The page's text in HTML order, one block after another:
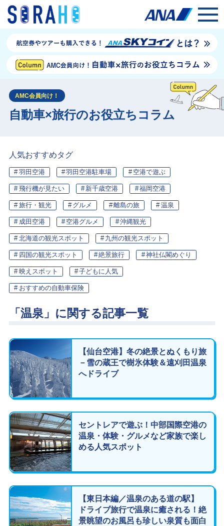
AMC会員向け！
自動車×旅行のお役立ちコラム
人気おすすめタグ
羽田空港 羽田空港駐車場 空港で遊ぶ
飛行機が見たい 新千歳空港 福岡空港
旅行・観光 グルメ 離島の旅 温泉
成田空港 空港グルメ 沖縄観光
北海道の観光スポット 九州の観光スポット
四国の観光スポット 絶景旅行 神社仏閣めぐり
映えスポット 子どもに人気
おすすめの自動車保険
「温泉」に関する記事一覧
【仙台空港】冬の絶景とぬくもり旅
－雪の蔵王で樹氷体験＆遠刈田温泉
へドライブ
セントレアで遊ぶ！中部国際空港の
温泉・体験・グルメなど家族で楽し
める人気スポット
【東日本編／温泉のある道の駅】
ドライブ旅行で温泉に癒される！絶
景眺望のお風呂も珍しい泉質も面白